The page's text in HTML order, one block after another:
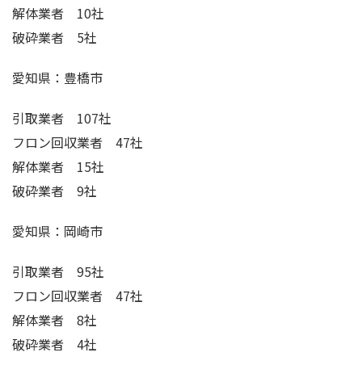
解体業者 10社
破砕業者 5社
愛知県：豊橋市
引取業者 107社
フロン回収業者 47社
解体業者 15社
破砕業者 9社
愛知県：岡崎市
引取業者 95社
フロン回収業者 47社
解体業者 8社
破砕業者 4社